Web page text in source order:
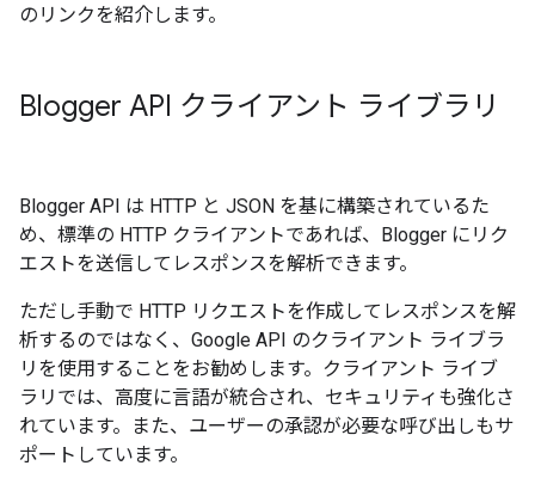
のリンクを紹介します。
Blogger API クライアント ライブラリ
Blogger API は HTTP と JSON を基に構築されているた
め、標準の HTTP クライアントであれば、Blogger にリク
エストを送信してレスポンスを解析できます。
ただし手動で HTTP リクエストを作成してレスポンスを解
析するのではなく、Google API のクライアント ライブラ
リを使用することをお勧めします。クライアント ライブ
ラリでは、高度に言語が統合され、セキュリティも強化さ
れています。また、ユーザーの承認が必要な呼び出しもサ
ポートしています。